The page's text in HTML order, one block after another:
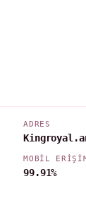
ADRES
MOBIL
99.91%